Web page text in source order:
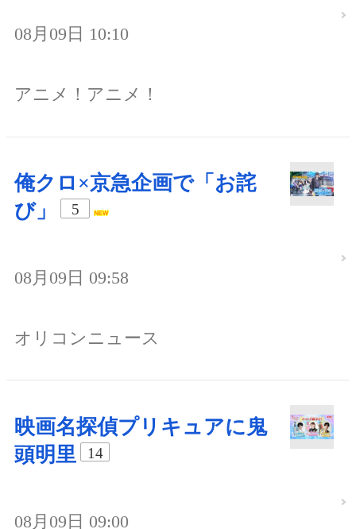
08月09日 10:10
アニメ！アニメ！
俺クロ×京急企画で「お詫
び」
5
08月09日 09:58
オリコンニュース
映画名探偵プリキュアに鬼
頭明里
14
08月09日 09:00